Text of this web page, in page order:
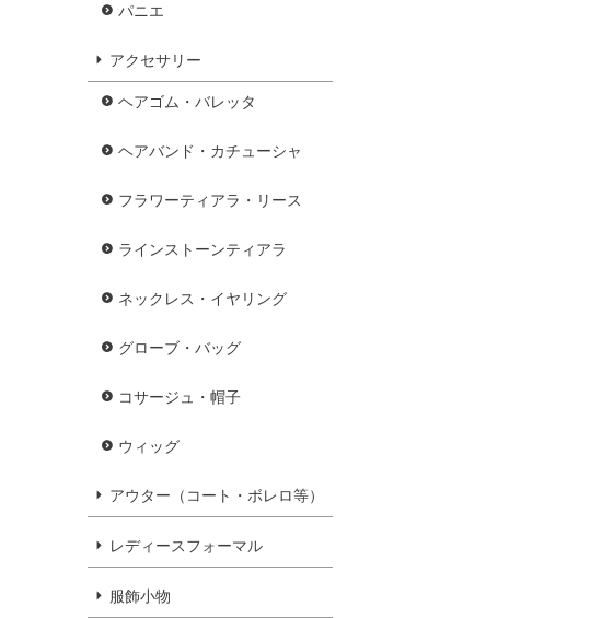
パニエ
アクセサリー
ヘアゴム・バレッタ
ヘアバンド・カチューシャ
フラワーティアラ・リース
ラインストーンティアラ
ネックレス・イヤリング
グローブ・バッグ
コサージュ・帽子
ウィッグ
アウター（コート・ボレロ等）
レディースフォーマル
服飾小物